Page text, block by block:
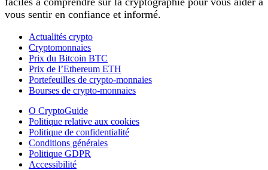
vous sentir en confiance et informé.
Actualités crypto
Cryptomonnaies
Prix du Bitcoin BTC
Prix de l’Ethereum ETH
Portefeuilles de crypto-monnaies
Bourses de crypto-monnaies
O CryptoGuide
Politique relative aux cookies
Politique de confidentialité
Conditions générales
Politique GDPR
Accessibilité